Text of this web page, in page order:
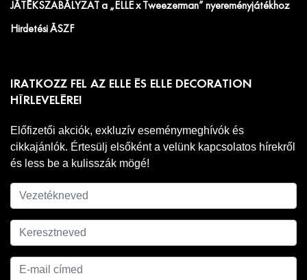
JÁTÉKSZABÁLYZAT a „ELLE x Tweezerman” nyereményjátékhoz
Hirdetési ÁSZF
IRATKOZZ FEL AZ ELLE ÉS ELLE DECORATION
HÍRLEVELÉRE!
Előfizetői akciók, exkluzív eseménymeghívók és
cikkajánlók. Értesülj elsőként a velünk kapcsolatos hírekről
és less be a kulisszák mögé!